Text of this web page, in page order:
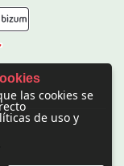
las cookies se
de uso y